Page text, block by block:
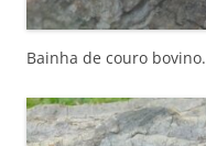
Bainha de couro bovino.